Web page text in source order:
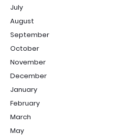
July
August
September
October
November
December
January
February
March
May